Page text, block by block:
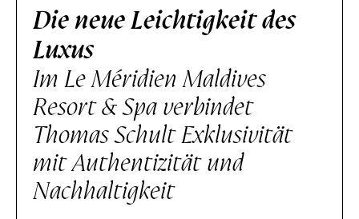
Die neue Leichtigkeit des
Luxus
Im Le Méridien Maldives
Resort & Spa verbindet
Thomas Schult Exklusivität
mit Authentizität und
Nachhaltigkeit